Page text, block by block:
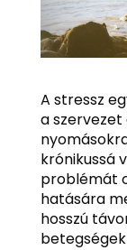
A stressz
a szervezet
krónikussá
problémát
hatására
hosszú